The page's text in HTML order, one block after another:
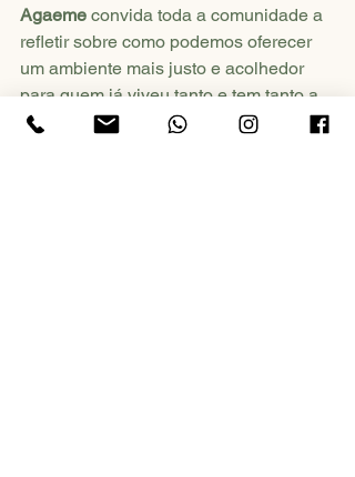
Agaeme convida toda a comunidade a
refletir sobre como podemos oferecer
um ambiente mais justo e acolhedor
para quem já viveu tanto e tem tanto a
ensinar.